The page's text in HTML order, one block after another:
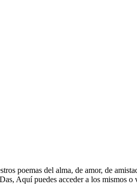
poemas del alma, de amor, de
Aquí puedes acceder a los mismos o